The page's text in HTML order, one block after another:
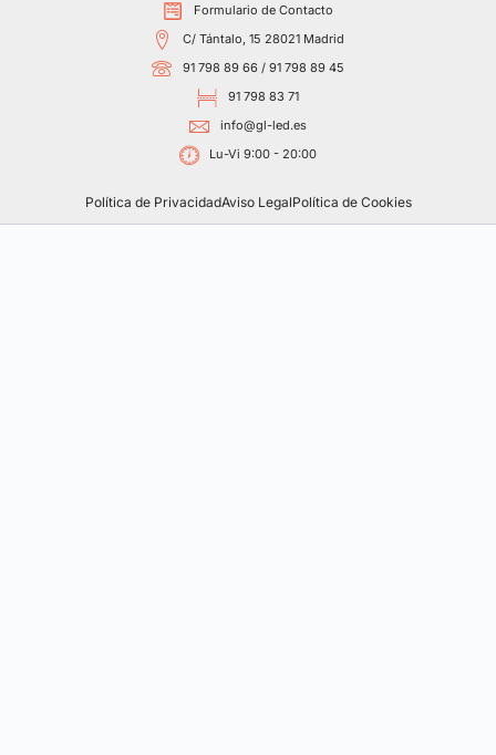
Formulario de Contacto
C/ Tántalo, 15 28021 Madrid
91 798 89 66 / 91 798 89 45
91 798 83 71
info@gl-led.es
Lu-Vi 9:00 - 20:00
Política de PrivacidadAviso LegalPolítica de Cookies